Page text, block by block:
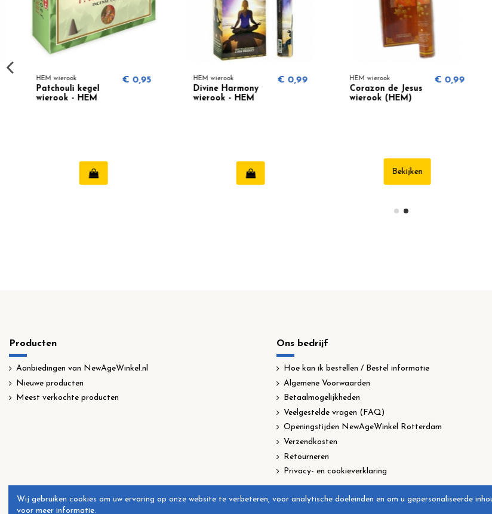
HEM wierook
Patchouli kegel
wierook - HEM
€ 0,95 HEM wierook
Divine Harmony
wierook - HEM
€ 0,99 HEM wierook
Corazon de Jesus
wierook (HEM)
€ 0,99
Bekijken
Producten
Aanbiedingen van NewAgeWinkel.nl
Nieuwe producten
Meest verkochte producten
Ons bedrijf
Hoe kan ik bestellen / Bestel informatie
Algemene Voorwaarden
Betaalmogelijkheden
Veelgestelde vragen (FAQ)
Openingstijden NewAgeWinkel Rotterdam
Verzendkosten
Retourneren
Privacy- en cookieverklaring
Wij gebruiken cookies om uw ervaring op onze website te verbeteren, voor analytische doeleinden en om u gepersonaliseerde
voor meer informatie.